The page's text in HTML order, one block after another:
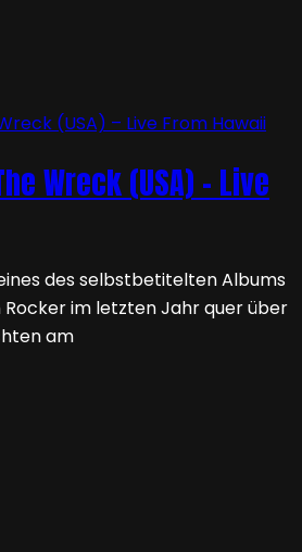
Wreck (USA) – Live
des selbstbetitelten Albums
im letzten Jahr quer über
am